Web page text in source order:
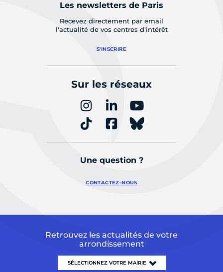
Les newsletters de Paris
Recevez directement par email
l'actualité de vos centres d'intérêt
S'INSCRIRE
Sur les réseaux
Une question ?
CONTACTEZ-NOUS
Retrouvez les actualités de votre
arrondissement